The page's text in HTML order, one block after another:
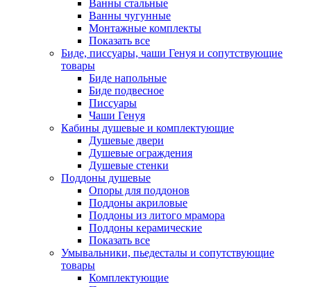
Ванны стальные
Ванны чугунные
Монтажные комплекты
Показать все
Биде, писсуары, чаши Генуя и сопутствующие
товары
Биде напольные
Биде подвесное
Писсуары
Чаши Генуя
Кабины душевые и комплектующие
Душевые двери
Душевые ограждения
Душевые стенки
Поддоны душевые
Опоры для поддонов
Поддоны акриловые
Поддоны из литого мрамора
Поддоны керамические
Показать все
Умывальники, пьедесталы и сопутствующие
товары
Комплектующие